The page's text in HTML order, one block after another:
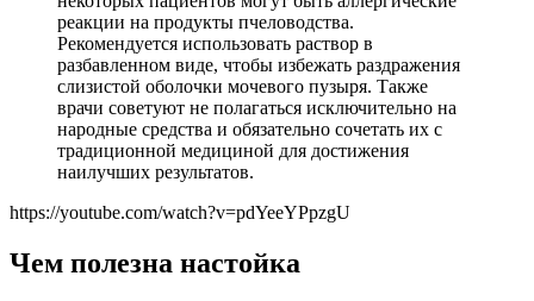
реакции на продукты пчеловодства.
Рекомендуется использовать раствор в
разбавленном виде, чтобы избежать раздражения
слизистой оболочки мочевого пузыря. Также
врачи советуют не полагаться исключительно на
народные средства и обязательно сочетать их с
традиционной медициной для достижения
наилучших результатов.
https://youtube.com/watch?v=pdYeeYPpzgU
Чем полезна настойка